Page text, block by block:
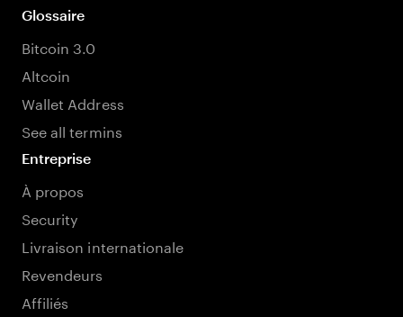
Glossaire
Bitcoin 3.0
Altcoin
Wallet Address
See all termins
Entreprise
À propos
Security
Livraison internationale
Revendeurs
Affiliés